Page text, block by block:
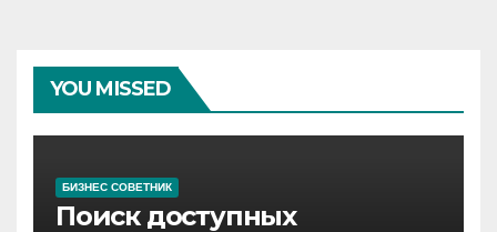
YOU MISSED
БИЗНЕС СОВЕТНИК
Поиск доступных